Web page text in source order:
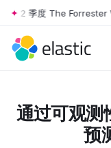
Skip to main content
第 2 季度 The Forrester
通过可观测
预